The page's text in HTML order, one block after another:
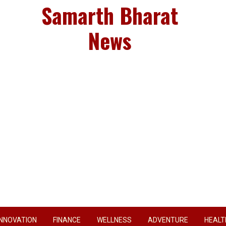
Samarth Bharat
News
INNOVATION FINANCE WELLNESS ADVENTURE